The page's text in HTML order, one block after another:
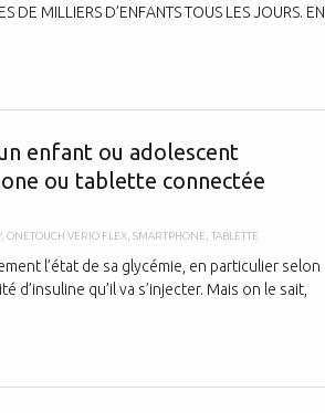
DE MILLIERS D’ENFANTS TOUS LES JOURS. EN
enfant ou adolescent
ou tablette connectée
, ONETOUCH VERIO FLEX SMARTPHONE TABLETTE
l’état de sa glycémie, en particulier selon
qu’il va s’injecter. Mais on le sait,